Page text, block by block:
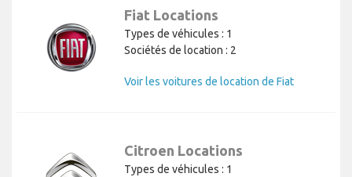
Fiat Locations
Types de véhicules : 1
Sociétés de location : 2
Voir les voitures de location de Fiat
Citroen Locations
Types de véhicules : 1